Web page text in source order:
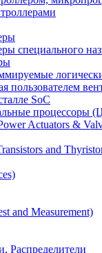
специального
пользователем
SoC
процессоры
Actuators &
and
and Measurement)
Распределители